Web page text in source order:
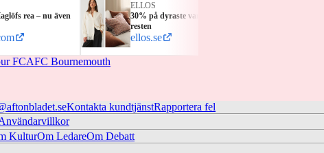
rea – nu även
ELLOS
30% på dyraste varan + 15% på
resten
ellos.se
FCAFC Bournemouth
Kontakta kundtjänstRapportera fel
KulturOm LedareOm Debatt